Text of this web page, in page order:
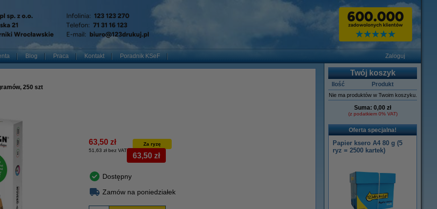
Blog Praca Kontakt Poradnik KSeF Zaloguj
250 szt
63,50 zł
51,63 zł bez VAT
Za ryzę
63,50 zł
Dostępny
Zamów na poniedziałek
Twój koszyk
Ilość Produkt
Nie ma produktów w Twoim koszyku.
Suma: 0,00 zł
(z podatkiem 0% VAT)
Oferta specjalna!
Papier ksero A4 80 g (5
ryz = 2500 kartek)